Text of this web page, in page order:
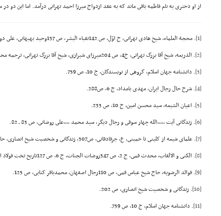
از او دخترى به نام فاطمه باقى ماند که به عقد ازدواج میرزا احمد تهرانى درآمد. اما این دو
[1] . محجة العلماء، شیخ هادى تهرانى، ج اوّل، ص 142نقباء البشر، ص 137وحید بهبهانى، على دوانى، ص 258 و 359.
[2] . الذریعه، شیخ آقا بزرگ تهرانى، ج4، ص 204میرزاى شیرازى، شیخ آقا بزرگ تهرانى، ترجمه محمد دزفولى، ص 205.
[3] . دانشنامه جهان اسلام، گروهى از نویسندگان، ج 10، ص 759.
[4] . شرح حال رجال ایران، مهدى بامداد، ج 6، ص288.
[5] . اعیان الشیعه، سید محسن امین، ج 10، ص 233.
[6] . زندگانى آیت ,,,,,الله چهار سوقى و رجال دیگر، سید محمد ,,,,على روضاتى، ص 83 ـ 82.
[7] . علماى شیعه از کلینى تا خمینى، ع، جرفادقانى، ص307، زندگانى و شخصیت شیخ انصارى، حاج شیخ مرتضى انصارى، ص 72.
[8] . الکنى و الالقاب، محدث قمى، ج 2، ص 347روضات الجنات، ج 6، ص 127تاریخ تخت فولاد اصفهان، سید مصلح الدین مهدوى، ص 45.
[9] . فوائد الرضویه، حاج شیخ عباس قمى، ص 110رجال اصفهان، محمدباقر کتابى، ص 125.
[10]
. زندگانى و شخصیت شیخ انصارى، ص 202.
[11]
. دانشنامه جهان اسلام، ج 10، ص 759.